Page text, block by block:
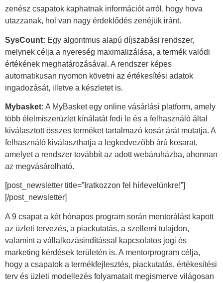
zenész csapatok kaphatnak információt arról, hogy hova
utazzanak, hol van nagy érdeklődés zenéjük iránt.
SysCount: Egy algoritmus alapú díjszabási rendszer,
melynek célja a nyereség maximalizálása, a termék valódi
értékének meghatározásával. A rendszer képes
automatikusan nyomon követni az értékesítési adatok
ingadozását, illetve a készletet is.
Mybasket: A MyBasket egy online vásárlási platform, amely
több élelmiszerüzlet kínálatát fedi le és a felhasználó által
kiválasztott összes terméket tartalmazó kosár árát mutatja. A
felhasználó kiválaszthatja a legkedvezőbb árú kosarat,
amelyet a rendszer továbbít az adott webáruházba, ahonnan
az megvásárolható.
[post_newsletter title=”Iratkozzon fel hírlevelünkre!”]
[/post_newsletter]
A 9 csapat a két hónapos program során mentorálást kapott
az üzleti tervezés, a piackutatás, a szellemi tulajdon,
valamint a vállalkozásindítással kapcsolatos jogi és
marketing kérdések területén is. A mentorprogram célja,
hogy a csapatok a termékfejlesztés, piackutatás, értékesítési
terv és üzleti modellezés folyamatait megismerve világosan